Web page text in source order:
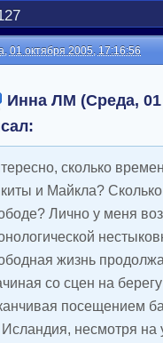
01 октября 2005, 17:16:56
Инна ЛМ (Среда, 01
сколько
и Майкла?
Лично у меня
жизнь
со сцен на
посещением
несмотря на